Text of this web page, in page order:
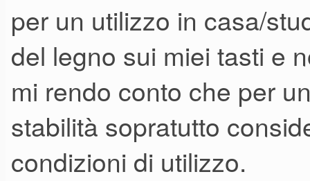
per un utilizzo in casa/
del legno sui miei tasti e
mi rendo conto che per
stabilità sopratutto
condizioni di utilizzo.